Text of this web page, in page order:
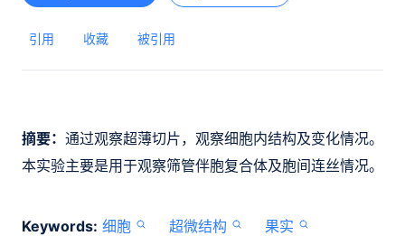
引用 收藏 被引用
摘要： 通过观察超薄切片，观察细胞内结构及变化情况。
本实验主要是用于观察筛管伴胞复合体及胞间连丝情况。
Keywords: 细胞 超微结构 果实